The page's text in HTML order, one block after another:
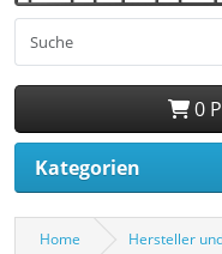
0
Kategorien
Home Hersteller